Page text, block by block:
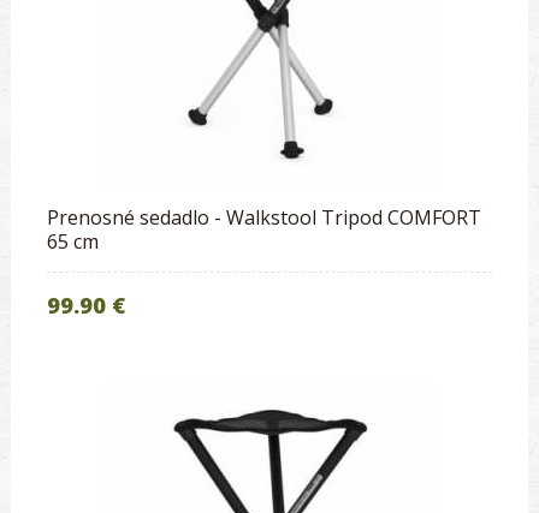
Prenosné sedadlo - Walkstool Tripod COMFORT
65 cm
99.90 €